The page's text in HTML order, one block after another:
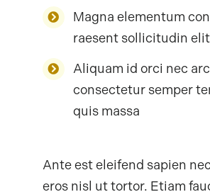
Magna elementum
raesent sollicitudin
Aliquam id orci nec
consectetur semper
quis massa
Ante est eleifend sapien
eros nisl ut tortor. Etiam